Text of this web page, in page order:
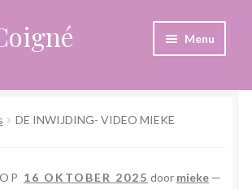
Menu
DE INWIJDING- VIDEO MIEKE
16 OKTOBER 2025 door mieke —